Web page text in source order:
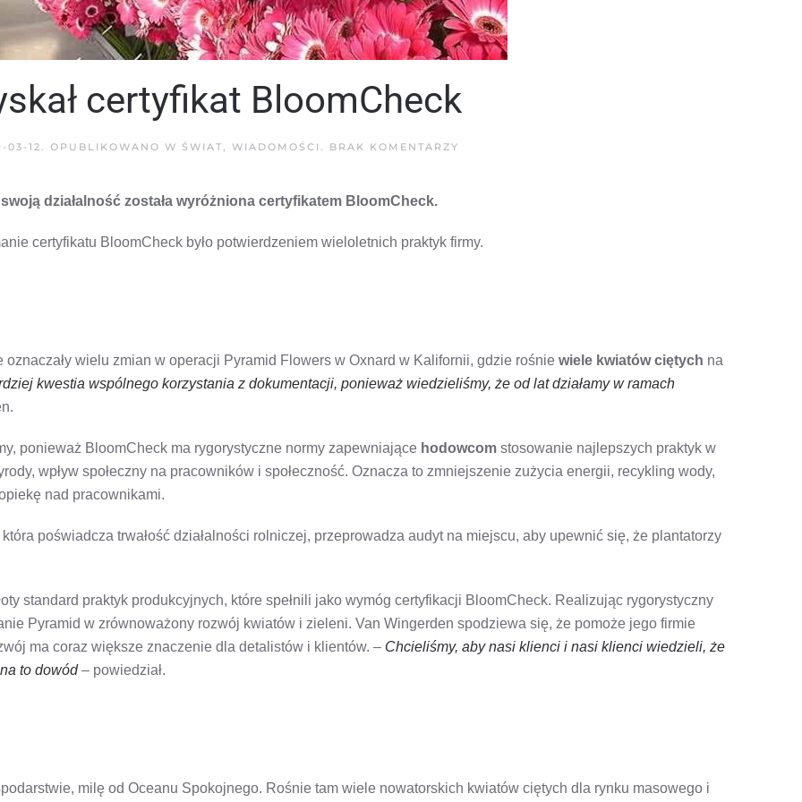
certyfikat BloomCheck
03-12. OPUBLIKOWANO W ŚWIAT, WIADOMOŚCI . BRAK KOMENTARZY
działalność została wyróżniona certyfikatem BloomCheck.
certyfikatu BloomCheck było potwierdzeniem wieloletnich praktyk firmy.
wielu zmian w operacji Pyramid Flowers w Oxnard w Kalifornii, gdzie rośnie wiele kwiatów ciętych na
kwestia wspólnego korzystania z dokumentacji, ponieważ wiedzieliśmy, że od lat działamy w ramach
ponieważ BloomCheck ma rygorystyczne normy zapewniające hodowcom stosowanie najlepszych praktyk w
wpływ społeczny na pracowników i społeczność. Oznacza to zmniejszenie zużycia energii, recykling wody,
nad pracownikami.
poświadcza trwałość działalności rolniczej, przeprowadza audyt na miejscu, aby upewnić się, że plantatorzy
standard praktyk produkcyjnych, które spełnili jako wymóg certyfikacji BloomCheck. Realizując rygorystyczny
Pyramid w zrównoważony rozwój kwiatów i zieleni. Van Wingerden spodziewa się, że pomoże jego firmie
ma coraz większe znaczenie dla detalistów i klientów. – Chcieliśmy, aby nasi klienci i nasi klienci wiedzieli, że
to dowód– powiedział.
milę od Oceanu Spokojnego. Rośnie tam wiele nowatorskich kwiatów ciętych dla rynku masowego i